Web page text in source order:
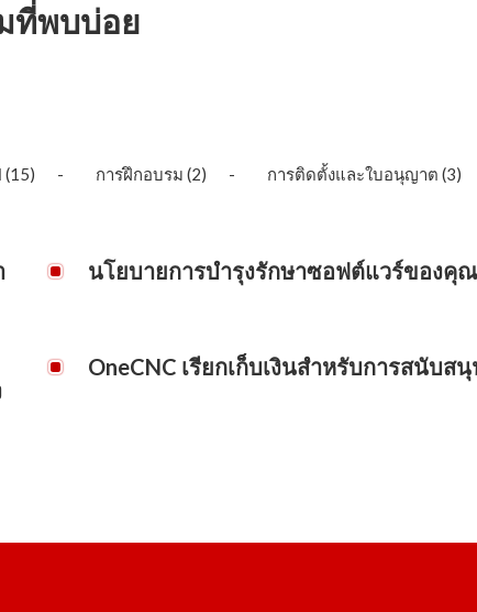
ที่พบบ่อย
(15) การฝึกอบรม (2) การติดตั้งและใบอนุญาต (3)
นโยบายการบำรุงรักษาซอฟต์แวร์ของคุ
จ่าย
OneCNC เรียกเก็บเงินสำหรับการสนับ